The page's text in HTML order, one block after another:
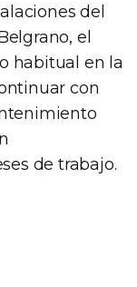
del
el
habitual en la
con
de trabajo.